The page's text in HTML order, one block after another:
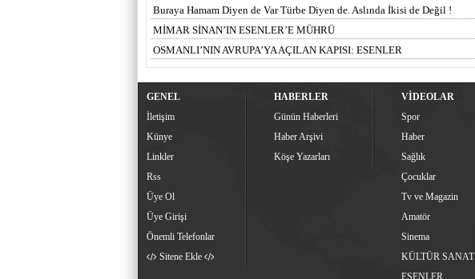
Buraya Hamam Diyen de Var Türbe Diyen de. Aslında İkisi de Değil !
MİMAR SİNAN’IN ESENLER’E MÜHRÜ
OSMANLI’NIN AVRUPA’YA AÇILAN KAPISI: ESENLER
GENEL
İletişim
Künye
Linkler
Rss
Üye Ol
Üye Girişi
Önemli Telefonlar
Sitene Ekle
HABERLER
Günün Haberleri
Haber Arşivi
Köşe Yazarları
VİDEOLAR
Spor
Haber
Sağlık
Çocuklar
Tv ve Magazin
Amatör
Sinema
KÜLTÜR SANAT
ESENLER